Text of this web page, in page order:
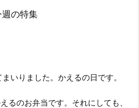
の特集
いりました。かえるの日です。
るのお弁当です。それにしても、